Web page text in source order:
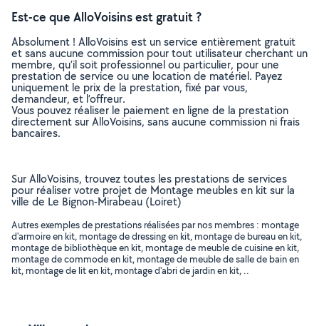
Est-ce que AlloVoisins est gratuit ?
Absolument ! AlloVoisins est un service entièrement gratuit
et sans aucune commission pour tout utilisateur cherchant un
membre, qu’il soit professionnel ou particulier, pour une
prestation de service ou une location de matériel. Payez
uniquement le prix de la prestation, fixé par vous,
demandeur, et l’offreur.
Vous pouvez réaliser le paiement en ligne de la prestation
directement sur AlloVoisins, sans aucune commission ni frais
bancaires.
Sur AlloVoisins, trouvez toutes les prestations de services
pour réaliser votre projet de Montage meubles en kit sur la
ville de Le Bignon-Mirabeau (Loiret)
Autres exemples de prestations réalisées par nos membres : montage
d'armoire en kit, montage de dressing en kit, montage de bureau en kit,
montage de bibliothèque en kit, montage de meuble de cuisine en kit,
montage de commode en kit, montage de meuble de salle de bain en
kit, montage de lit en kit, montage d'abri de jardin en kit, ..